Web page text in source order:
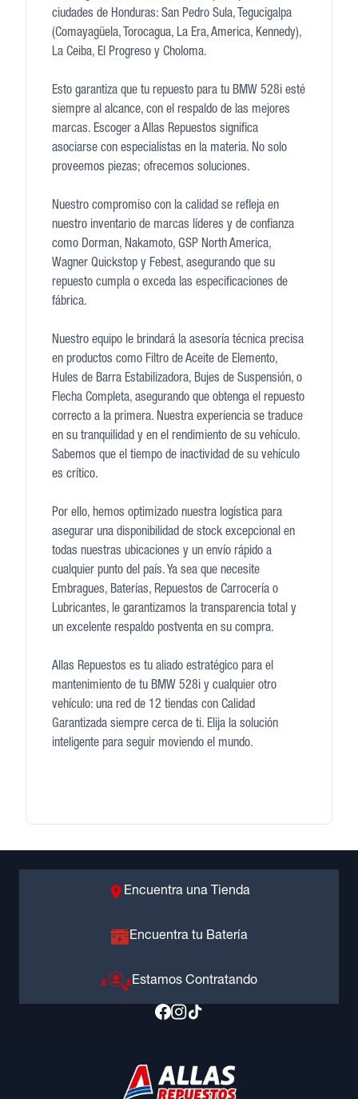
ciudades de Honduras: San Pedro Sula, Tegucigalpa
(Comayagüela, Torocagua, La Era, America, Kennedy),
La Ceiba, El Progreso y Choloma.
Esto garantiza que tu repuesto para tu BMW 528i esté
siempre al alcance, con el respaldo de las mejores
marcas. Escoger a Allas Repuestos significa
asociarse con especialistas en la materia. No solo
proveemos piezas; ofrecemos soluciones.
Nuestro compromiso con la calidad se refleja en
nuestro inventario de marcas líderes y de confianza
como Dorman, Nakamoto, GSP North America,
Wagner Quickstop y Febest, asegurando que su
repuesto cumpla o exceda las especificaciones de
fábrica.
Nuestro equipo le brindará la asesoría técnica precisa
en productos como Filtro de Aceite de Elemento,
Hules de Barra Estabilizadora, Bujes de Suspensión, o
Flecha Completa, asegurando que obtenga el repuesto
correcto a la primera. Nuestra experiencia se traduce
en su tranquilidad y en el rendimiento de su vehículo.
Sabemos que el tiempo de inactividad de su vehículo
es crítico.
Por ello, hemos optimizado nuestra logística para
asegurar una disponibilidad de stock excepcional en
todas nuestras ubicaciones y un envío rápido a
cualquier punto del país. Ya sea que necesite
Embragues, Baterías, Repuestos de Carrocería o
Lubricantes, le garantizamos la transparencia total y
un excelente respaldo postventa en su compra.
Allas Repuestos es tu aliado estratégico para el
mantenimiento de tu BMW 528i y cualquier otro
vehículo: una red de 12 tiendas con Calidad
Garantizada siempre cerca de ti. Elija la solución
inteligente para seguir moviendo el mundo.
Encuentra una Tienda
Encuentra tu Batería
Estamos Contratando